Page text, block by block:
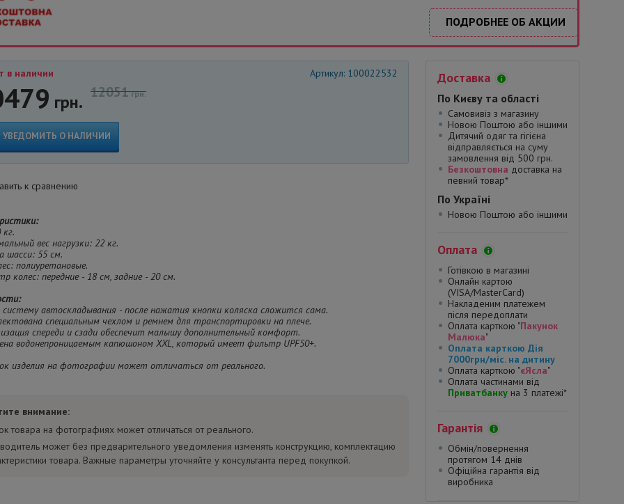
ПОДРОБНЕЕ ОБ АКЦИИ
в наличии Артикул: 100022532
12051грн.
грн.
УВЕДОМИТЬ О НАЛИЧИИ
к сравнению
кг.
вес нагрузки: 22 кг.
шасси: 55 см.
полиуретановые.
колес: передние - 18 см, задние - 20 см.
автоскладывания - после нажатия кнопки коляска сложится сама.
специальным чехлом и ремнем для транспортировки на плече.
спереди и сзади обеспечит малышу дополнительный комфорт.
водонепроницаемым капюшоном XXL, который имеет фильтр UPF50+.
изделия на фотографии может отличаться от реального.
внимание:
товара на фотографиях может отличаться от реального.
может без предварительного уведомления изменять конструкцию, комплектацию
товара. Важные параметры уточняйте у консультанта перед покупкой.
Доставка
По Києву та області
Самовивіз з магазину
Новою Поштою або іншими
Дитячий одяг та гігієна
відправляється на суму
замовлення від 500 грн.
Безкоштовна доставка на
певний товар*
По Україні
Новою Поштою або іншими
Оплата
Готівкою в магазині
Онлайн картою
(VISA/MasterCard)
Накладеним платежем
після передоплати
Оплата карткою "Пакунок
Малюка"
Оплата карткою Дія
7000грн/міс. на дитину
Оплата карткою "єЯсла"
Оплата частинами від
Приватбанку на 3 платежі*
Гарантія
Обмін/повернення
протягом 14 днів
Офіційна гарантія від
виробника